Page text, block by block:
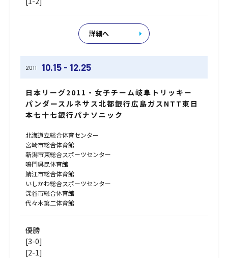
詳細へ
10.15 - 12.25
2011
日本リーグ2011・女子チーム岐阜トリッキー
パンダースルネサス北都銀行広島ガスNTT東日
本七十七銀行パナソニック
北海道立総合体育センター
宮崎市総合体育館
新潟市東総合スポーツセンター
鳴門県民体育館
鯖江市総合体育館
いしかわ総合スポーツセンター
深谷市総合体育館
代々木第二体育館
優勝
[3-0]
[2-1]